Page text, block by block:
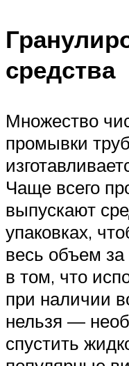
средства
Множество
промывки
Чаще всего
выпускают
упаковках,
весь объем за
в том, что
при наличии
нельзя —
спустить